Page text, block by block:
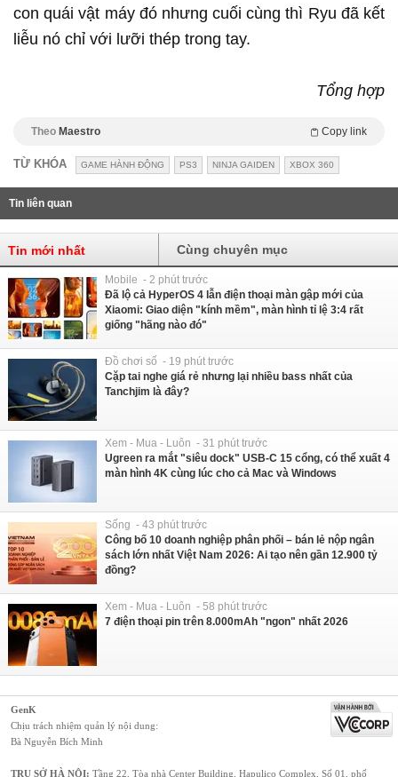
con quái vật máy đó nhưng cuối cùng thì Ryu đã kết
liễu nó chỉ với lưỡi thép trong tay.
Tổng hợp
Theo Maestro Copy link
TỪ KHÓA GAME HÀNH ĐỘNG PS3 NINJA GAIDEN XBOX 360
Tin liên quan
Tin mới nhất Cùng chuyên mục
Mobile - 2 phút trước
Đã lộ cả HyperOS 4 lẫn điện thoại màn gập mới của
Xiaomi: Giao diện "kính mềm", màn hình tỉ lệ 3:4 rất
giống "hãng nào đó"
Đồ chơi số - 19 phút trước
Cặp tai nghe giá rẻ nhưng lại nhiều bass nhất của
Tanchjim là đây?
Xem - Mua - Luôn - 31 phút trước
Ugreen ra mắt "siêu dock" USB-C 15 cổng, có thể xuất 4
màn hình 4K cùng lúc cho cả Mac và Windows
Sống - 43 phút trước
Công bố 10 doanh nghiệp phân phối – bán lẻ nộp ngân
sách lớn nhất Việt Nam 2026: Ai tạo nên gần 12.900 tỷ
đồng?
Xem - Mua - Luôn - 58 phút trước
7 điện thoại pin trên 8.000mAh "ngon" nhất 2026
GenK
Chịu trách nhiệm quản lý nội dung:
Bà Nguyễn Bích Minh
TRỤ SỞ HÀ NỘI: Tầng 22, Tòa nhà Center Building, Hapulico Complex, Số 01, phố